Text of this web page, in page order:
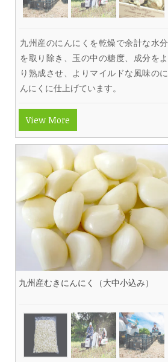
九州産のにんにくを乾燥で余計な水分
を取り除き、玉の中の糖度、成分をよ
り熟成させ、よりマイルドな風味のに
んにくに仕上げています。
View More
九州産むきにんにく（大中小込み）